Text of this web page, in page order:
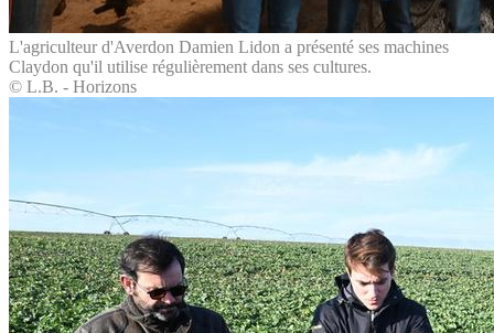
L'agriculteur d'Averdon Damien Lidon a présenté ses machines
Claydon qu'il utilise régulièrement dans ses cultures.
© L.B. - Horizons